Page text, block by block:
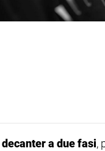
decanter a due fasi,